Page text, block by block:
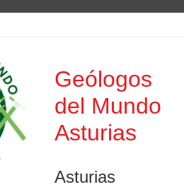
Geólogos
del Mundo
Asturias
Asturias